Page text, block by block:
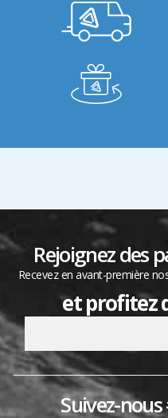
Rejoignez des
Recevez en avant-première
et profitez
Suivez-